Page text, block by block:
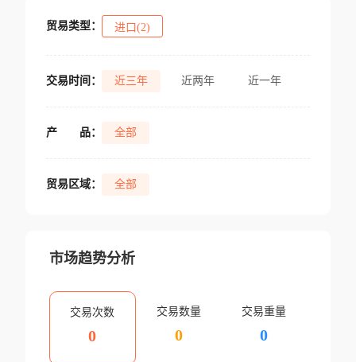
贸易类型： 进口(2)
交易时间： 近三年 近两年 近一年
产 品： 全部
贸易区域： 全部
市场趋势分析
交易次数
0
交易数量
0
交易重量
0